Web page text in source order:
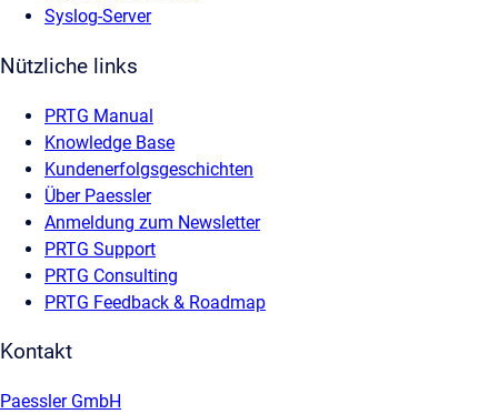
Syslog-Server
Nützliche links
PRTG Manual
Knowledge Base
Kundenerfolgsgeschichten
Über Paessler
Anmeldung zum Newsletter
PRTG Support
PRTG Consulting
PRTG Feedback & Roadmap
Kontakt
Paessler GmbH